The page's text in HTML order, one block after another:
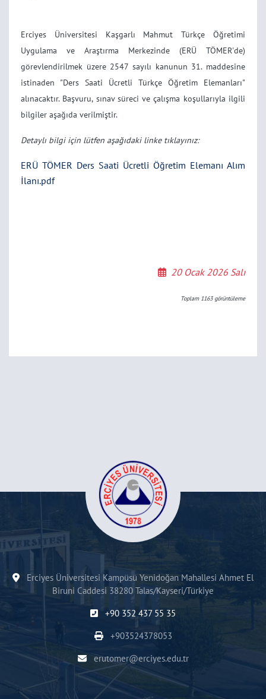
Erciyes Üniversitesi Kaşgarlı Mahmut Türkçe Öğretimi
Uygulama ve Araştırma Merkezinde (ERÜ TÖMER'de)
görevlendirilmek üzere 2547 sayılı kanunun 31. maddesine
istinaden "Ders Saati Ücretli Türkçe Öğretim Elemanları"
alınacaktır. Başvuru, sınav süreci ve çalışma koşullarıyla ilgili
bilgiler aşağıda verilmiştir.
Detaylı bilgi için lütfen aşağıdaki linke tıklayınız:
ERÜ TÖMER Ders Saati Ücretli Öğretim Elemanı Alım
İlanı.pdf
20 Ocak 2026 Salı
Toplam 1163görüntüleme
Erciyes Üniversitesi Kampüsü Yenidoğan Mahallesi Ahmet El
Biruni Caddesi 38280 Talas/Kayseri/Türkiye
+90 352 437 55 35
+903524378053
erutomer@erciyes.edu.tr